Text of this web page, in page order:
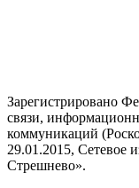
Зарегистрировано
связи,
коммуникаций
29.01.2015, Сетевое
Стрешнево».